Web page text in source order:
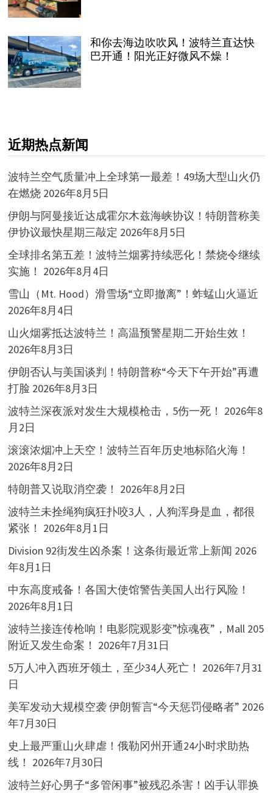
和你去海边吹吹风！波特兰直达快
巴开通！阳光正好微风不燥！
近期热点新闻
波特兰空气质量冲上全球第一最差！49场大型山火仍
在燃烧 2026年8月5日
伊朗与阿曼接近达成霍尔木兹海峡协议！特朗普称美
伊协议最快星期三敲定 2026年8月5日
全球排名第五差！波特兰烟雾持续恶化！禁烧令继续
实施！ 2026年8月4日
雪山（Mt. Hood）滑雪场“立即撤离”！蚱蜢山火逼近
2026年8月4日
山火烟雾抵达波特兰！高温预警星期二开始生效！
2026年8月3日
伊朗否认与美国谈判！特朗普称“今天下午开始”再遭
打脸 2026年8月3日
波特兰深夜派对发生大规模枪击，5伤一死！ 2026年8
月2日
滚滚浓烟冲上天空！波特兰百年历史地标陷火海！
2026年8月2日
特朗普又说取消空袭！ 2026年8月2日
波特兰未拴绳狗疯狂扑咬3人，人狗浑身是血，都很
紧张！ 2026年8月1日
Division 92街发生凶杀案！这条街最近常上新闻 2026
年8月1日
中东高度戒备！各国大使馆警告美国人出行风险！
2026年8月1日
波特兰接连传枪响！电影院观影变”惊魂夜”，Mall 205
附近又发生命案！ 2026年7月31日
5万人冲入西班牙领土，至少34人死亡！ 2026年7月31
日
美军发动大规模空袭 伊朗誓言“今天惩罚侵略者” 2026
年7月30日
史上最严重山火肆虐！俄勒冈州开通24小时求助热
线！ 2026年7月30日
波特兰好心男子“多管闲事”被残忍杀害！凶手认罪换